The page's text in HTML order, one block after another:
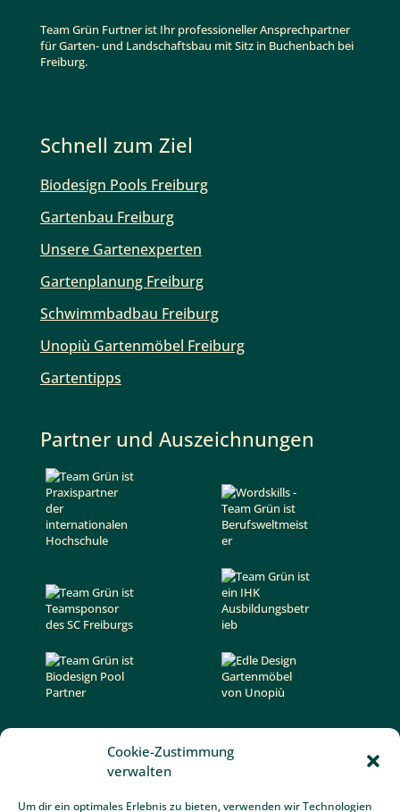
Cookie-Zustimmung
verwalten
Um dir ein optimales Erlebnis zu bieten, verwenden wir Technologien
Team Grün Furtner ist Ihr professioneller Ansprechpartner
für Garten- und Landschaftsbau mit Sitz in Buchenbach bei
Freiburg.
Schnell zum Ziel
Biodesign Pools Freiburg
Gartenbau Freiburg
Unsere Gartenexperten
Gartenplanung Freiburg
Schwimmbadbau Freiburg
Unopiù Gartenmöbel Freiburg
Gartentipps
Partner und Auszeichnungen
Kontakt
Ibentalstraße 6